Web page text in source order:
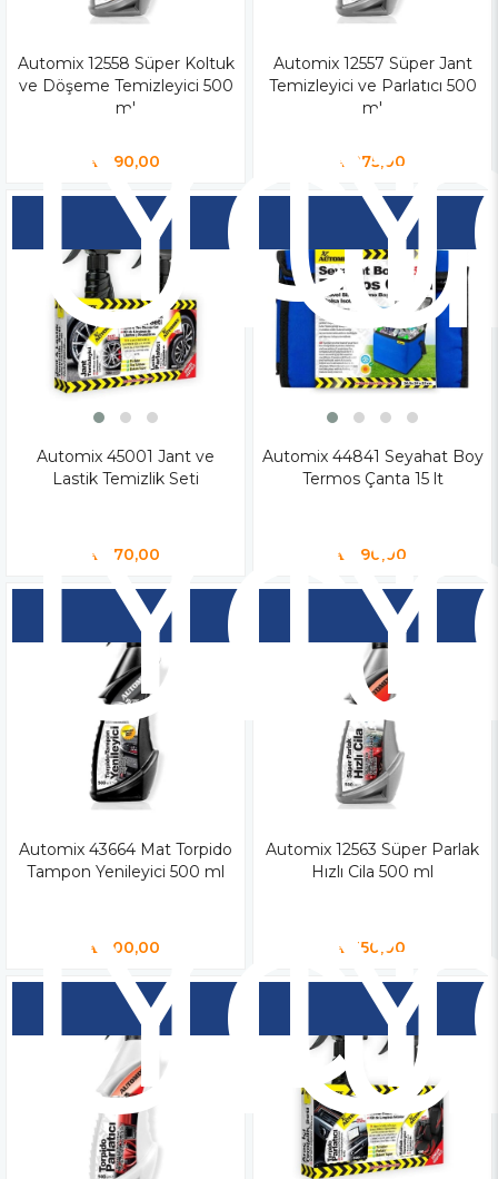
Automix 12558 Süper Koltuk
ve Döşeme Temizleyici 500
ml
₺290,00
Automix 12557 Süper Jant
Temizleyici ve Parlatıcı 500
ml
₺275,00
Automix 45001 Jant ve
Lastik Temizlik Seti
₺470,00
Automix 44841 Seyahat Boy
Termos Çanta 15 lt
₺490,00
Automix 43664 Mat Torpido
Tampon Yenileyici 500 ml
₺300,00
Automix 12563 Süper Parlak
Hızlı Cila 500 ml
₺350,00